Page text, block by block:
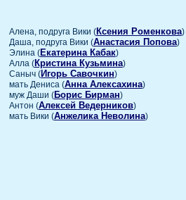
Алена, подруга Вики (Ксения Роменкова)
Даша, подруга Вики (Анастасия Попова)
Элина (Екатерина Кабак)
Алла (Кристина Кузьмина)
Саныч (Игорь Савочкин)
мать Дениса (Анна Алексахина)
муж Даши (Борис Бирман)
Антон (Алексей Ведерников)
мать Вики (Анжелика Неволина)